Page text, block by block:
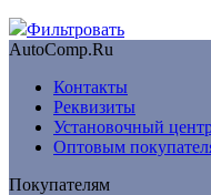
Фильтровать
AutoComp.Ru
Контакты
Реквизиты
Установочный
Оптовым
Покупателям